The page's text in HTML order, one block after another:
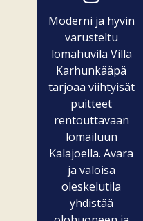
Moderni ja hyvin
varusteltu
lomahuvila Villa
Karhunkääpä
tarjoaa viihtyisät
puitteet
rentouttavaan
lomailuun
Kalajoella. Avara
ja valoisa
oleskelutila
yhdistää